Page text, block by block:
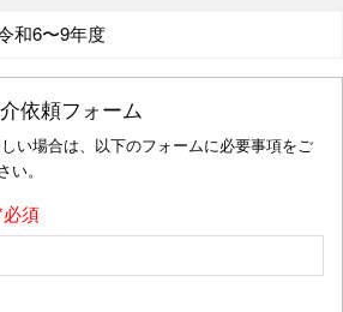
和6〜9年度
依頼フォーム
い場合は、以下のフォームに必要事項をご
。
須